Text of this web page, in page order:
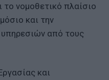
το νομοθετικό πλαίσιο
και την
από τους
και